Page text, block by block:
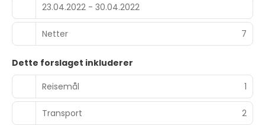
23.04.2022 - 30.04.2022
Netter 7
Dette forslaget inkluderer
Reisemål
1
Transport 2